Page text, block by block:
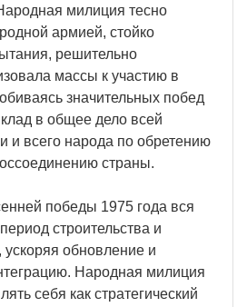
милиция тесно
армией, стойко
решительно
массы к участию в
значительных побед
в общее дело всей
и всего народа по обретению
страны.
победы 1975 года вся
строительства и
обновление и
Народная милиция
себя как стратегический